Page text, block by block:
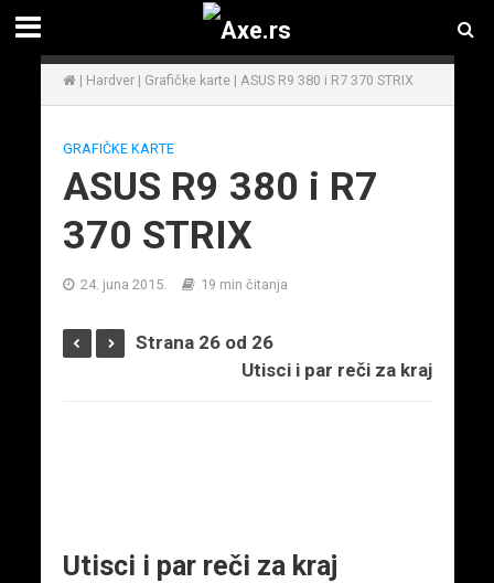
| Hardver| Grafičke karte| ASUS R9 380 i R7 370 STRIX
GRAFIČKE KARTE
ASUS R9 380 i R7
370 STRIX
24. juna 2015. 19 min čitanja
Strana 26 od 26
Utisci i par reči za kraj
Utisci i par reči za kraj